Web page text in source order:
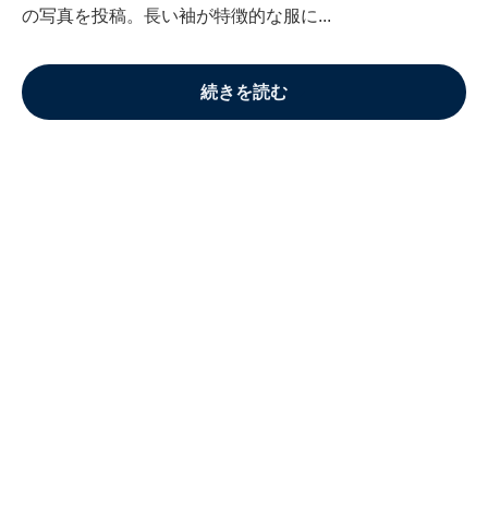
の写真を投稿。長い袖が特徴的な服に...
続きを読む